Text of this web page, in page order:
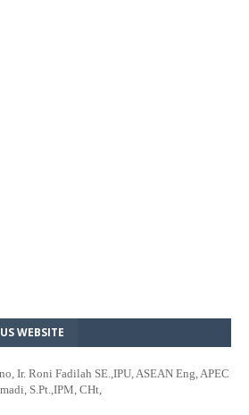
WEBSITE
Ir. Roni Fadilah SE.,IPU, ASEAN Eng, APEC
S.Pt.,IPM, CHt,